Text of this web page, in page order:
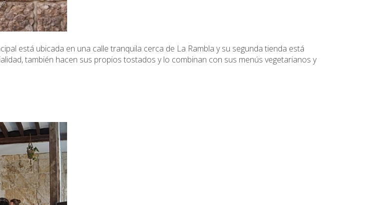
está ubicada en una calle tranquila cerca de La Rambla y su segunda tienda está
también hacen sus propios tostados y lo combinan con sus menús vegetarianos y